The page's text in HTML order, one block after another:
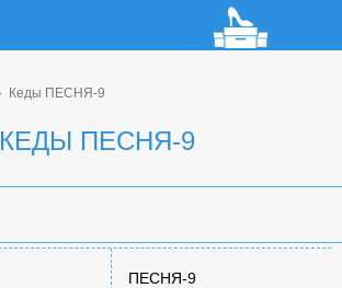
Кеды ПЕСНЯ-9
КЕДЫ ПЕСНЯ-9
ПЕСНЯ-9